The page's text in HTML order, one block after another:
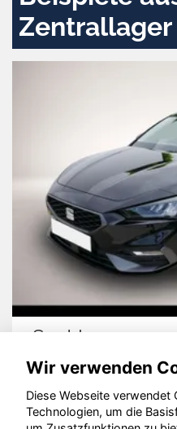
Zentrallager
Seat Leon
Wir verwenden
Diese Webseite verwendet
Technologien, um die